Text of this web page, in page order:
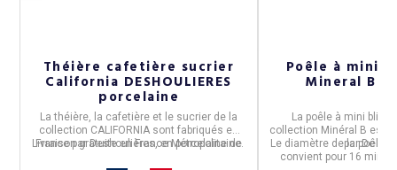
Théière cafetière sucrier
California DESHOULIERES
porcelaine
La théière, la cafetière et le sucrier de la
collection CALIFORNIA sont fabriqués en
FranceparDeshoulières,enporcelainede
Livraison gratuite en France Métropolitaine.
Poêle à mini
Mineral B
La poêle à mini blinis
collection Minéral B est
parDe
Le diamètre de la poêle
convient pour 16 minis